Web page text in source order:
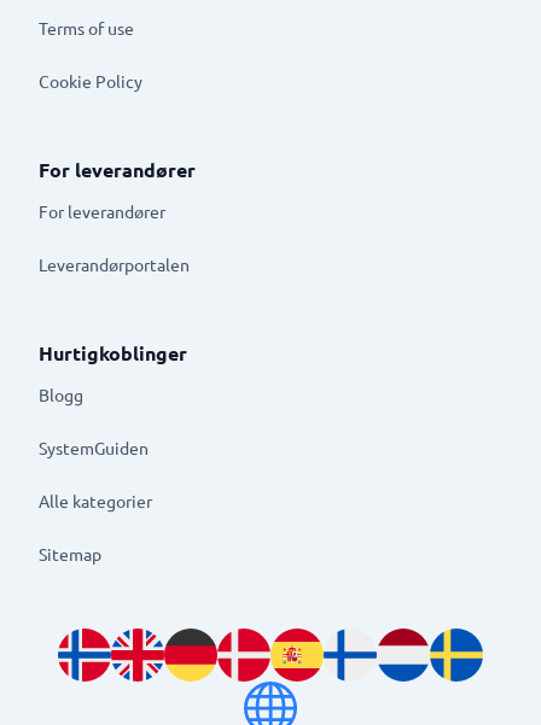
Terms of use
Cookie Policy
For leverandører
For leverandører
Leverandørportalen
Hurtigkoblinger
Blogg
SystemGuiden
Alle kategorier
Sitemap